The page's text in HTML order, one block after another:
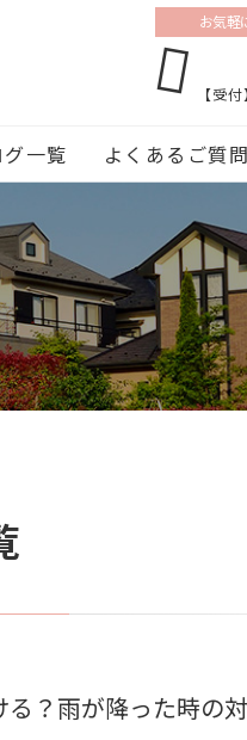
お気軽
【受
一覧 よくあるご質問
？雨が降った時の